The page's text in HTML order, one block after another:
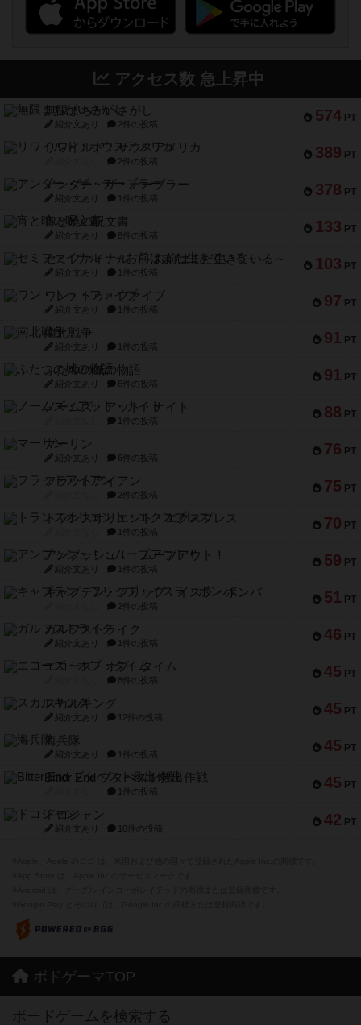
アクセス数 急上昇中
574 PT
無限まちがいさがし
紹介文あり 2件の投稿
389 PT
リワイルド：サウスアメリカ
2件の投稿
378 PT
アンダー・ザ・テーブラー
紹介文あり 1件の投稿
133 PT
宵と暁の呪文書
紹介文あり 8件の投稿
103 PT
セミファイナル ～お前はまだ生きている～
紹介文あり 1件の投稿
97 PT
ワン・トゥ・ファイブ
紹介文あり 1件の投稿
91 PT
南北戦争
紹介文あり 1件の投稿
91 PT
ふたつの城の物語
紹介文あり 6件の投稿
88 PT
ノームズ・アット・ナイト
1件の投稿
76 PT
マーリン
紹介文あり 6件の投稿
75 PT
フラットアイアン
2件の投稿
70 PT
トランスオリエント・エクスプレス
1件の投稿
59 PT
アンブッシュ！：ムーブアウト！
紹介文あり 1件の投稿
51 PT
キャプテン・フリップ：イスラ・ボンバ
2件の投稿
46 PT
ガルフストライク
紹介文あり 1件の投稿
45 PT
エコーズ・オブ・タイム
8件の投稿
45 PT
スカルキング
紹介文あり 12件の投稿
45 PT
海兵隊
紹介文あり 1件の投稿
45 PT
Bitter End ブタペスト救出作戦
1件の投稿
42 PT
ドコジャン
紹介文あり 10件の投稿
ボドゲーマTOP
ボードゲームを検索する